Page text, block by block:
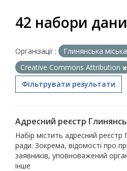
42 набори
Організації : Глинянська
Creative Commons Attribution
Фільтрувати результати
Адресний реєстр
Набір містить адресний реєстр
ради. Зокрема, відомості про
заявників, уповноважений
інше